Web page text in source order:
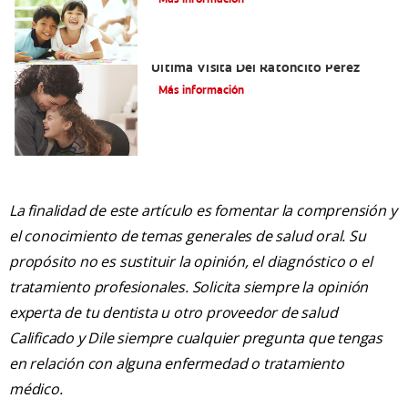
Última Visita Del Ratoncito Pérez
Más información
La finalidad de este artículo es fomentar la comprensión y
el conocimiento de temas generales de salud oral. Su
propósito no es sustituir la opinión, el diagnóstico o el
tratamiento profesionales. Solicita siempre la opinión
experta de tu dentista u otro proveedor de salud
Calificado y Dile siempre cualquier pregunta que tengas
en relación con alguna enfermedad o tratamiento
médico.